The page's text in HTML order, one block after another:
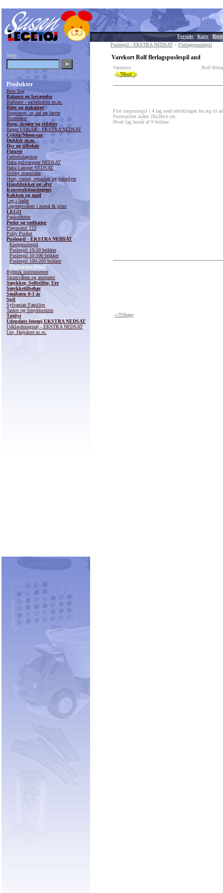
Forside|Kurv |
Søg:
Produkter
Brio Tog
Balance og bevægelse
Balloner - sæbebobler m.m.
Biler og traktorer
Bogstaver, ur, tal og farver
Bordteater
Borg, drager og riddere
Bøger UDGÅR - EKSTRA NEDSAT
Cykler/Moon-car
Dukker m.m.
Dyr og tilbehør
Figurer
Fødselsdagstog
Haba gulvtæpper NEDSAT
Haba Lamper NEDSAT
Hobby materialer
Huer, vanter, regnslag og paraplyer
Hånddukker og -dyr
Konstruktionslegetøj
Køkken og mad
Leg i badet
Legetøjsvåben i metal & plast
LEGO
Papkufferter
Perler og vedhæng
Playmobil 123
Polly Pocket
Puslespil - EKSTRA NEDSAT
Knoppuslespil
Puslespil 10-50 brikker
Puslespil 50-100 brikker
Puslespil 100-200 brikker
Flerlagspuslespil
Rytmik instrumenter
Skumvåben og armbrøst
Smykker, Solbriller, Ure
Smykketilbehør
Småbørn 0-3 år
Spil
Sylvanian Families
Tasker og Smykkeskrin
Tøjdyr
Udendørs legetøj EKSTRA NEDSAT
Udklædningstøj - EKSTRA NEDSAT
Ure, Højtalere m.m.
Puslespil - EKSTRA NEDSAT » Flerlagspuslespil
Varekort Rolf flerlagspuslespil and
Varenavn Rolf
Flot træpuslespil i 4 lag med udviklingen fra æg til
Puslespillet måler 28x28x4 cm.
Hvert lag består af 9 brikker.
«-Tilbage